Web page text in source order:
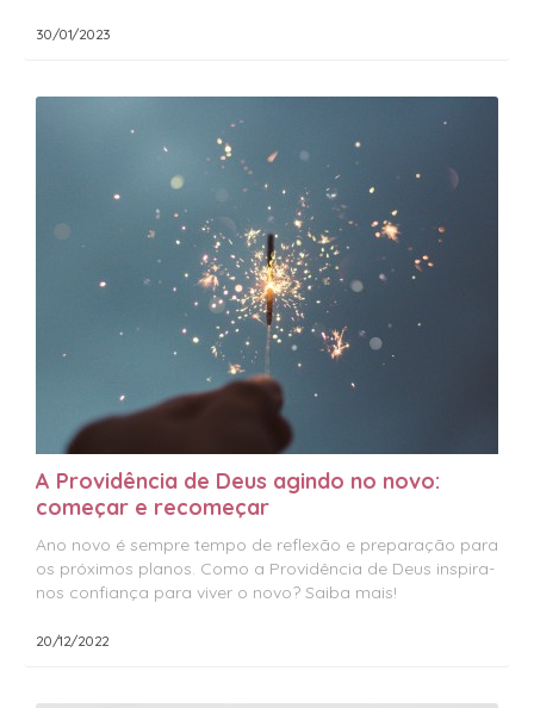
30/01/2023
A Providência de Deus agindo no novo:
começar e recomeçar
Ano novo é sempre tempo de reflexão e preparação para
os próximos planos. Como a Providência de Deus inspira-
nos confiança para viver o novo? Saiba mais!
20/12/2022